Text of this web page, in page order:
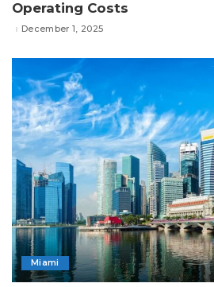
Operating Costs
December 1, 2025
Miami